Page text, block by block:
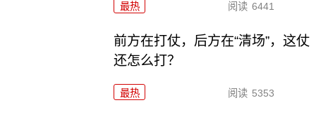
最热 阅读 6441
前方在打仗，后方在“清场”，这仗
还怎么打？
最热 阅读 5353